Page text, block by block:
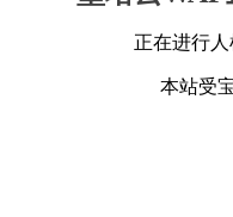
正在进行
本站受